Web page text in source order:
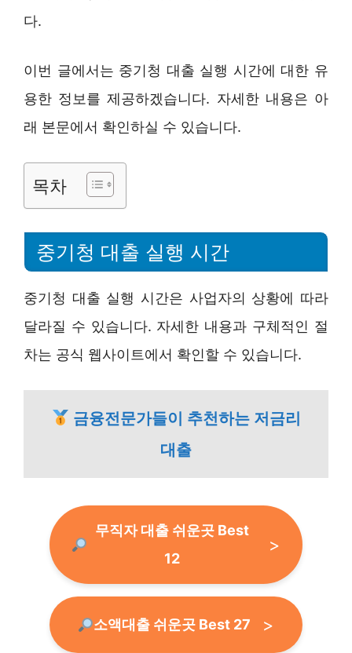
다.
이번 글에서는 중기청 대출 실행 시간에 대한 유
용한 정보를 제공하겠습니다. 자세한 내용은 아
래 본문에서 확인하실 수 있습니다.
목차
중기청 대출 실행 시간
중기청 대출 실행 시간은 사업자의 상황에 따라
달라질 수 있습니다. 자세한 내용과 구체적인 절
차는 공식 웹사이트에서 확인할 수 있습니다.
금융전문가들이 추천하는 저금리
대출
무직자 대출 쉬운곳 Best
12
소액대출 쉬운곳 Best 27